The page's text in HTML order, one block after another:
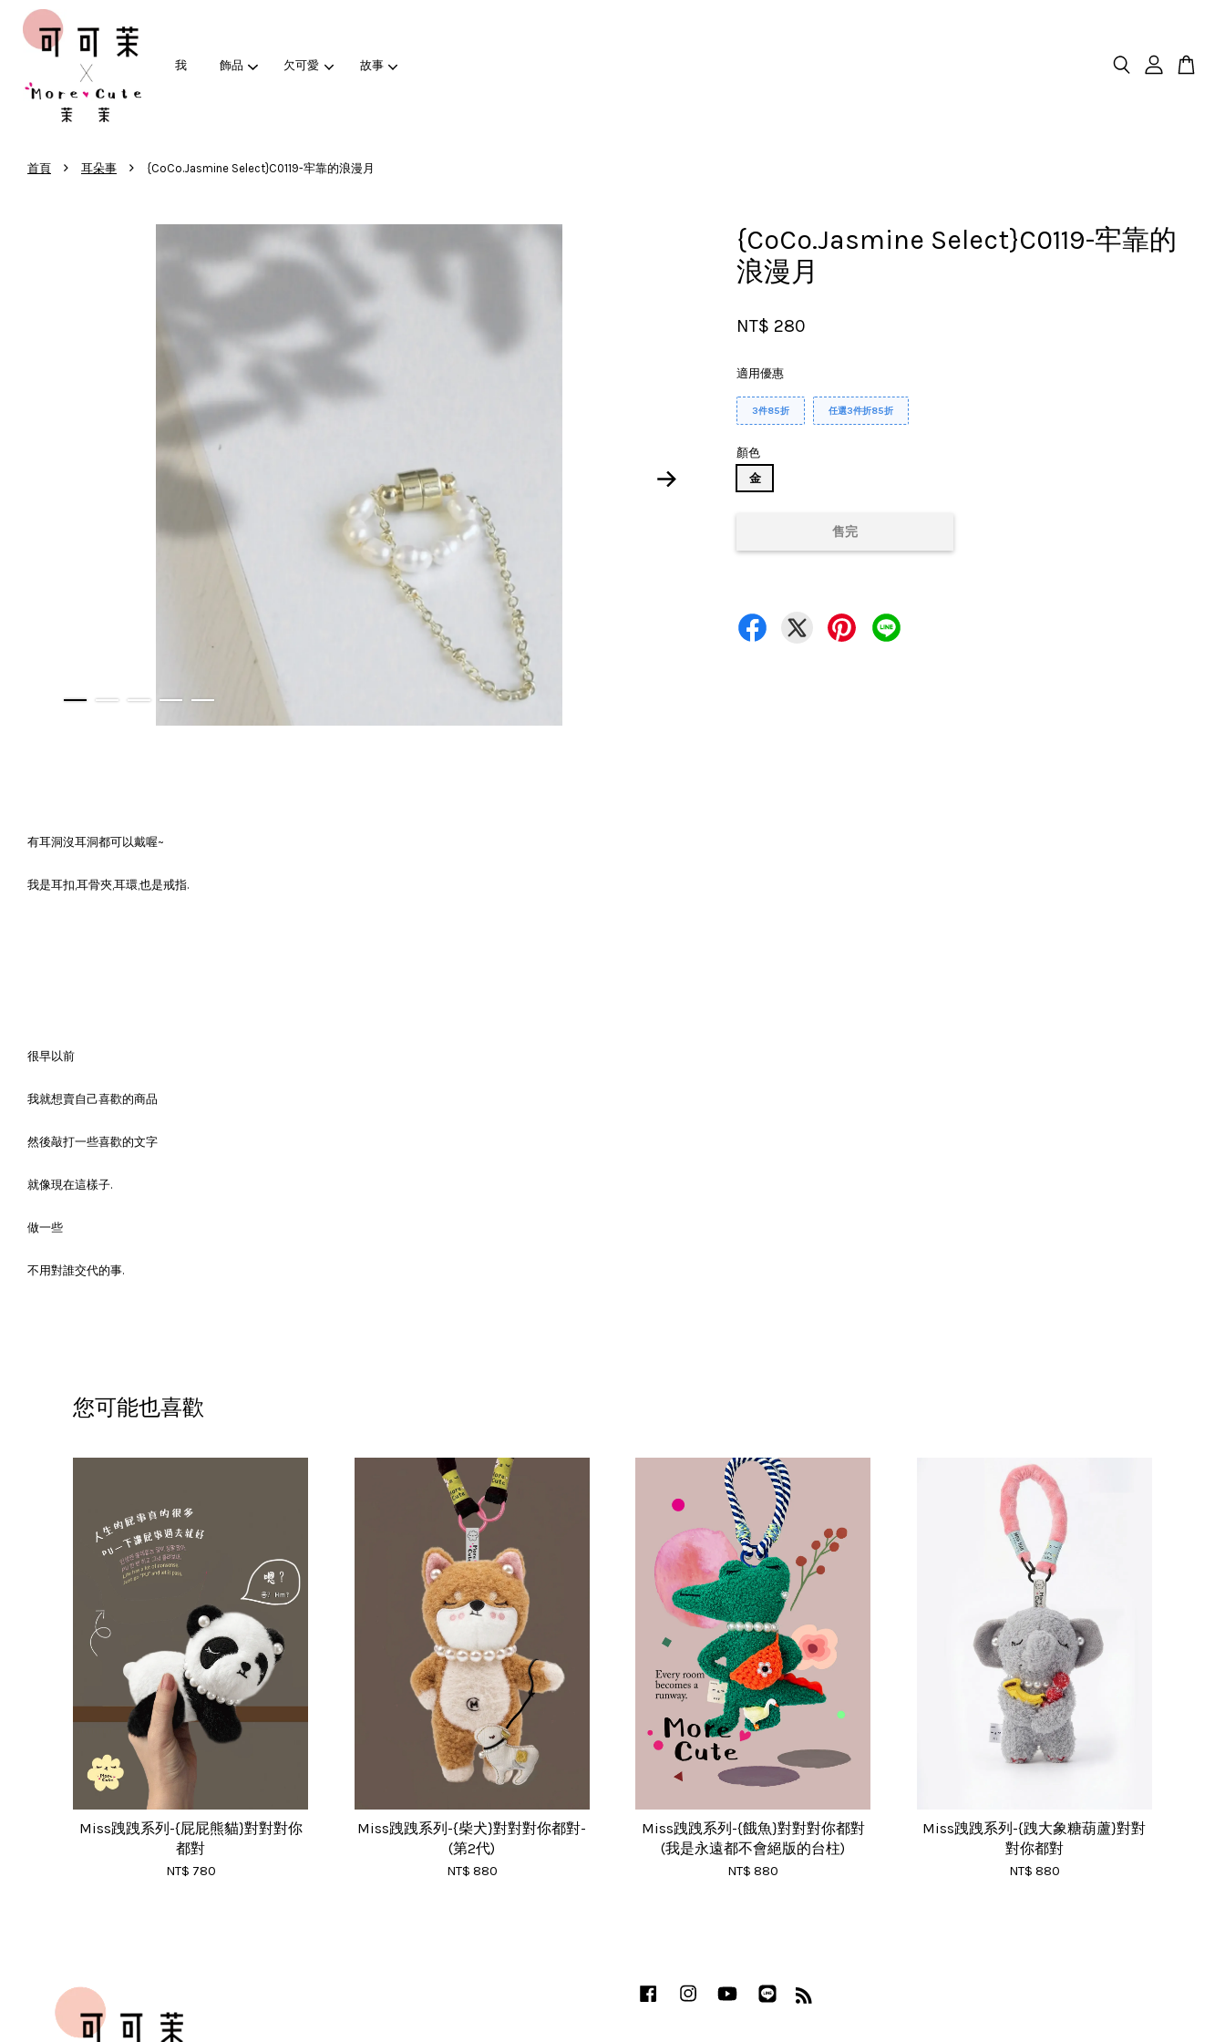
我 飾品 欠可愛 故事
首頁 › 耳朵事 › {CoCo.Jasmine Select}C0119-牢靠的浪漫月
{CoCo.Jasmine Select}C0119-牢靠的
浪漫月
NT$ 280
適用優惠
3件85折 任選3件折85折
顏色
金
售完
有耳洞沒耳洞都可以戴喔~
我是耳扣,耳骨夾,耳環,也是戒指.
很早以前
我就想賣自己喜歡的商品
然後敲打一些喜歡的文字
就像現在這樣子.
做一些
不用對誰交代的事.
您可能也喜歡
Miss跩跩系列-{屁屁熊貓}對對對你
都對
NT$ 780
Miss跩跩系列-{柴犬}對對對你都對-
(第2代)
NT$ 880
Miss跩跩系列-{餓魚}對對對你都對
(我是永遠都不會絕版的台柱)
NT$ 880
Miss跩跩系列-{跩大象糖葫蘆}對對
對你都對
NT$ 880
Facebook InstagramYouTube Line